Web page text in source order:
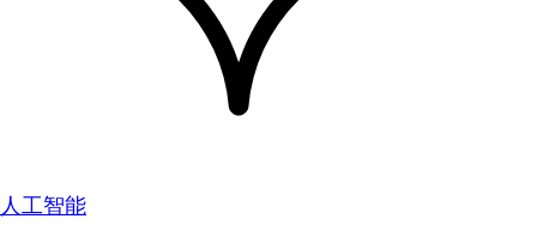
人工智能